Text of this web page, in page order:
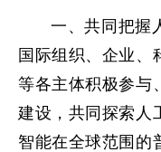
一、共同把握
国际组织、企业、
等各主体积极参与
建设，共同探索人
智能在全球范围的